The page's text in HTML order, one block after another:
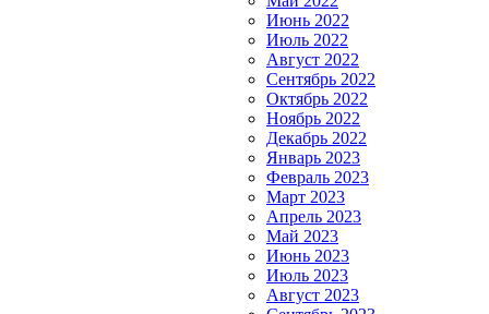
Июнь 2022
Июль 2022
Август 2022
Сентябрь 2022
Октябрь 2022
Ноябрь 2022
Декабрь 2022
Январь 2023
Февраль 2023
Март 2023
Апрель 2023
Май 2023
Июнь 2023
Июль 2023
Август 2023